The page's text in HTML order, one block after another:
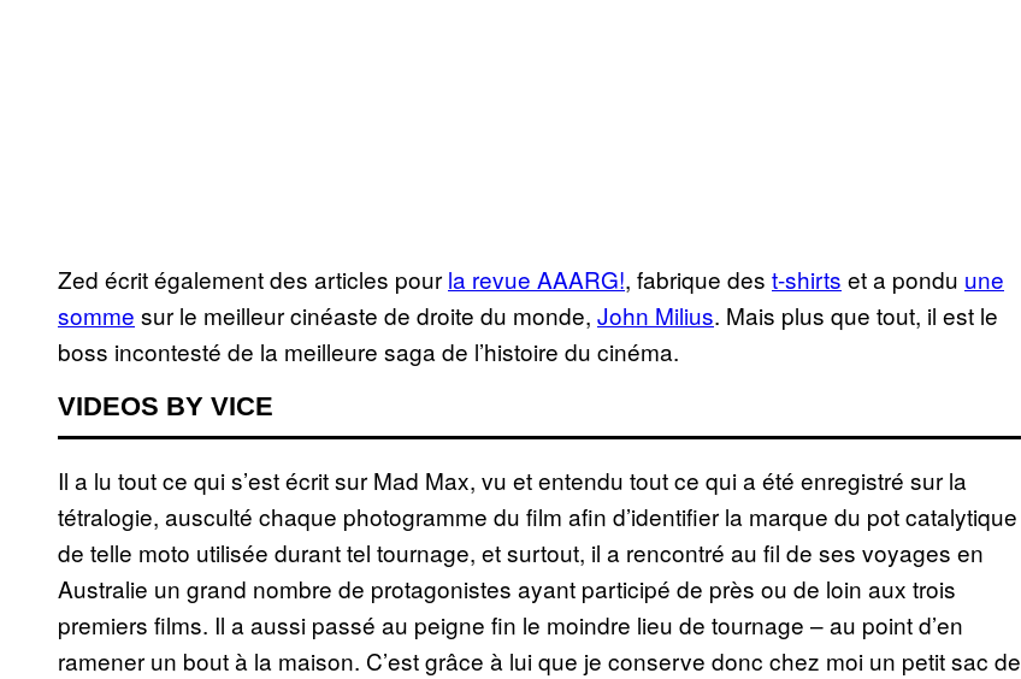
Zed écrit également des articles pour la revue AAARG!, fabrique des t-shirts et a pondu une
somme sur le meilleur cinéaste de droite du monde, John Milius. Mais plus que tout, il est le
boss incontesté de la meilleure saga de l’histoire du cinéma.
VIDEOS BY VICE
Il a lu tout ce qui s’est écrit sur Mad Max, vu et entendu tout ce qui a été enregistré sur la
tétralogie, ausculté chaque photogramme du film afin d’identifier la marque du pot catalytique
de telle moto utilisée durant tel tournage, et surtout, il a rencontré au fil de ses voyages en
Australie un grand nombre de protagonistes ayant participé de près ou de loin aux trois
premiers films. Il a aussi passé au peigne fin le moindre lieu de tournage – au point d’en
ramener un bout à la maison. C’est grâce à lui que je conserve donc chez moi un petit sac de